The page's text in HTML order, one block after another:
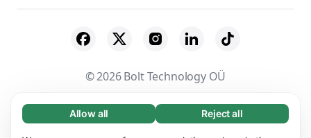
Necessary (65)
Allow all Reject all
© 2026 Bolt Technology OÜ
Fornitori Termini e condizioni
Privacy